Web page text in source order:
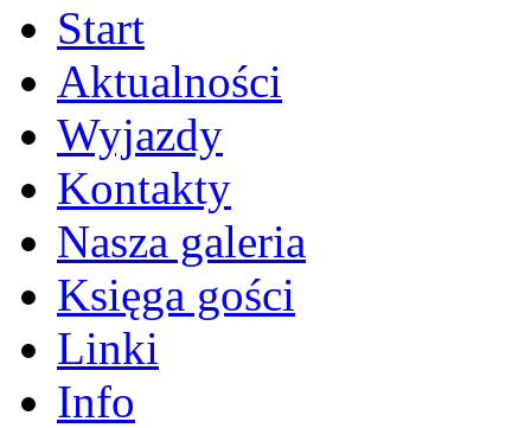
Start
Aktualności
Wyjazdy
Kontakty
Nasza galeria
Księga gości
Linki
Info